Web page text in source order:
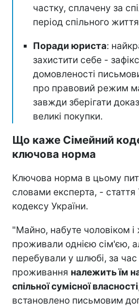
частку, сплачену за
період спільного
Поради юриста:
захистити себе -
домовленості
про правовий режим
завжди зберігати
великі покупки.
Що каже Сімейний
ключова норма
Ключова норма в цьому
словами експерта, - стаття
кодексу України.
"Майно, набуте чоловіком і
проживали однією сім'єю,
перебували у шлюбі, за час
проживання належить їм
спільної сумісної власності
встановлено письмовим